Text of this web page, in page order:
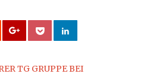
TG GRUPPE BEI